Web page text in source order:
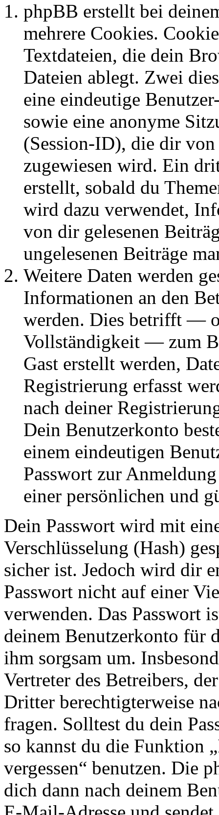
phpBB erstellt bei
mehrere Cookies.
Textdateien, die dein
Dateien ablegt. Zwei
eine eindeutige
sowie eine anonyme
(Session-ID), die dir
zugewiesen wird. Ein
erstellt, sobald du
wird dazu verwendet,
von dir gelesenen
ungelesenen Beiträge
Weitere Daten werden
Informationen an den
werden. Dies betrifft —
Vollständigkeit — zum
Gast erstellt werden,
Registrierung erfasst
nach deiner
Dein Benutzerkonto
einem eindeutigen
Passwort zur
einer persönlichen und
Dein Passwort wird mit
Verschlüsselung (Hash)
sicher ist. Jedoch wird dir
Passwort nicht auf einer
verwenden. Das Passwort
deinem Benutzerkonto für
ihm sorgsam um.
Vertreter des Betreibers,
Dritter berechtigterweise
fragen. Solltest du dein
so kannst du die Funktion
vergessen“ benutzen. Die
dich dann nach deinem